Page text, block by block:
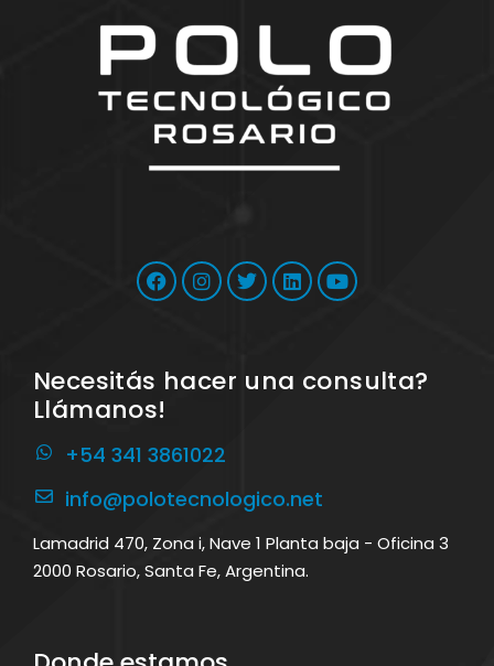
Necesitás hacer una consulta?
Llámanos!
+54 341 3861022
info@polotecnologico.net
Lamadrid 470, Zona i, Nave 1 Planta baja - Oficina 3
2000 Rosario, Santa Fe, Argentina.